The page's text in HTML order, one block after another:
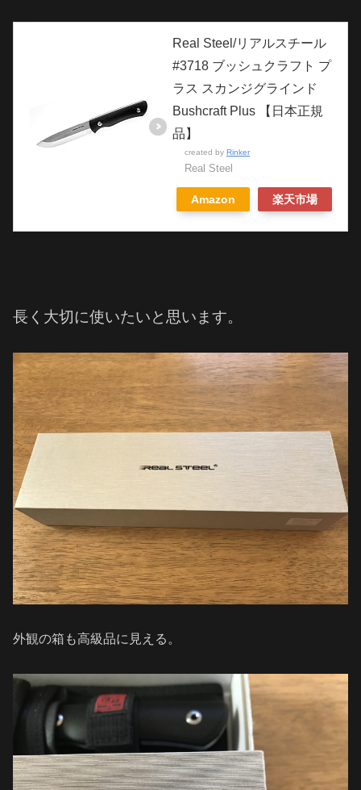
Real Steel/リアルスチール
#3718 ブッシュクラフト プ
ラス スカンジグラインド
Bushcraft Plus 【日本正規
品】
created by Rinker
Real Steel
Amazon 楽天市場
長く大切に使いたいと思います。
外観の箱も高級品に見える。